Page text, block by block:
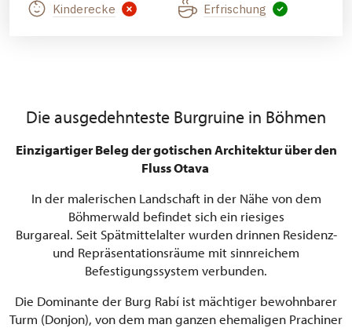
Kinderecke
Erfrischung
Die ausgedehnteste Burgruine in Böhmen
Einzigartiger Beleg der gotischen Architektur über den
Fluss Otava
In der malerischen Landschaft in der Nähe von dem
Böhmerwald befindet sich ein riesiges
Burgareal. Seit Spätmittelalter wurden drinnen Residenz-
und Repräsentationsräume mit sinnreichem
Befestigungssystem verbunden.
Die Dominante der Burg Rabí ist mächtiger bewohnbarer
Turm (Donjon), von dem man ganzen ehemaligen Prachiner